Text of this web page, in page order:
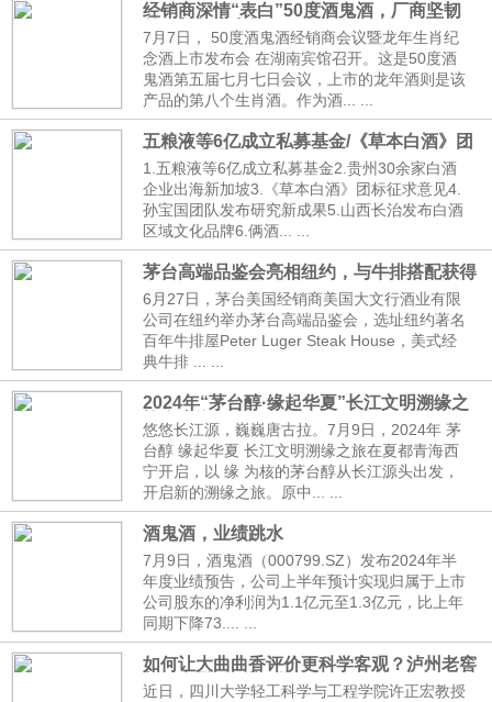
经销商深情“表白”50度酒鬼酒，厂商坚韧
前行新标本出炉
7月7日， 50度酒鬼酒经销商会议暨龙年生肖纪
念酒上市发布会 在湖南宾馆召开。这是50度酒
鬼酒第五届七月七日会议，上市的龙年酒则是该
产品的第八个生肖酒。作为酒... ...
五粮液等6亿成立私募基金/《草本白酒》团
标征求意见······
1.五粮液等6亿成立私募基金2.贵州30余家白酒
企业出海新加坡3.《草本白酒》团标征求意见4.
孙宝国团队发布研究新成果5.山西长治发布白酒
区域文化品牌6.俩酒... ...
茅台高端品鉴会亮相纽约，与牛排搭配获得
好评
6月27日，茅台美国经销商美国大文行酒业有限
公司在纽约举办茅台高端品鉴会，选址纽约著名
百年牛排屋Peter Luger Steak House，美式经
典牛排 ... ...
2024年“茅台醇·缘起华夏”长江文明溯缘之
旅在青海开启
悠悠长江源，巍巍唐古拉。7月9日，2024年 茅
台醇 缘起华夏 长江文明溯缘之旅在夏都青海西
宁开启，以 缘 为核的茅台醇从长江源头出发，
开启新的溯缘之旅。原中... ...
酒鬼酒，业绩跳水
7月9日，酒鬼酒（000799.SZ）发布2024年半
年度业绩预告，公司上半年预计实现归属于上市
公司股东的净利润为1.1亿元至1.3亿元，比上年
同期下降73.... ...
如何让大曲曲香评价更科学客观？泸州老窖
新研究登国际期刊
近日，四川大学轻工科学与工程学院许正宏教授